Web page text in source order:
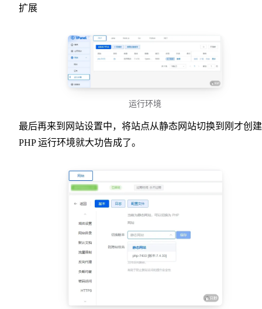
扩展
运行环境
最后再来到网站设置中，将站点从静态网站切换到刚才创
PHP 运行环境就大功告成了。